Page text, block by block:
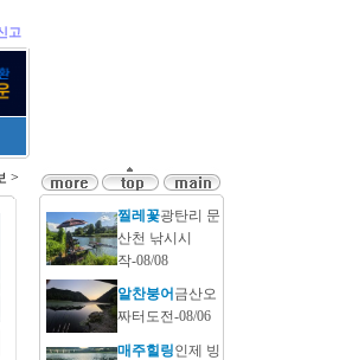
고
>
찔레꽃광탄리 문
산천 낚시시
작-08/08
알찬붕어 금산오
짜터도전-08/06
매주힐링인제 빙